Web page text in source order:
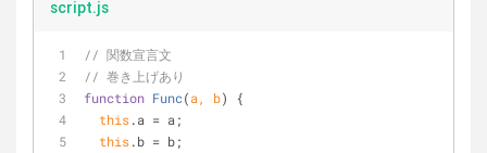
script.js
// 関数宣言文
// 巻き上げあり
function Func(a, b)
{
this.a = a;
this.b = b;